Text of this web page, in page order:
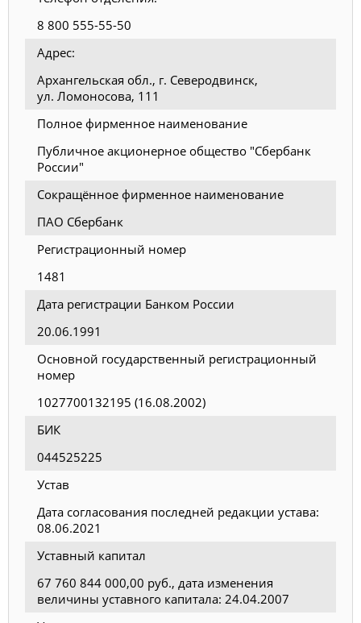
8 800 555-55-50
Адрес:
Архангельская обл., г. Северодвинск,
ул. Ломоносова, 111
Полное фирменное наименование
Публичное акционерное общество "Сбербанк
России"
Сокращённое фирменное наименование
ПАО Сбербанк
Регистрационный номер
1481
Дата регистрации Банком России
20.06.1991
Основной государственный регистрационный
номер
1027700132195 (16.08.2002)
БИК
044525225
Устав
Дата согласования последней редакции устава:
08.06.2021
Уставный капитал
67 760 844 000,00 руб., дата изменения
величины уставного капитала: 24.04.2007